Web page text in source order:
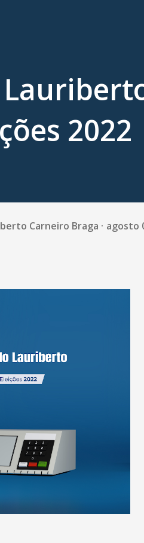
2022
Carneiro Braga agosto